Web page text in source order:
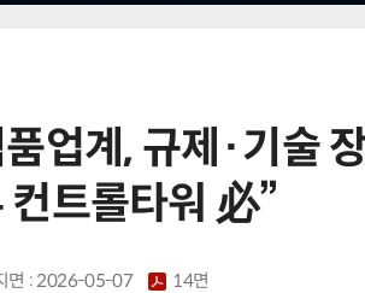
업계, 규제·기술
트롤타워 必”
면 :2026-05-07 14면
6